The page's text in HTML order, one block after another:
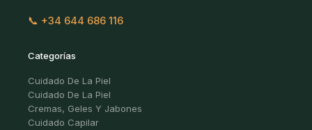
📞 +34 644 686 116
Categorías
Cuidado De La Piel
Cuidado De La Piel
Cremas, Geles Y Jabones
Cuidado Capilar